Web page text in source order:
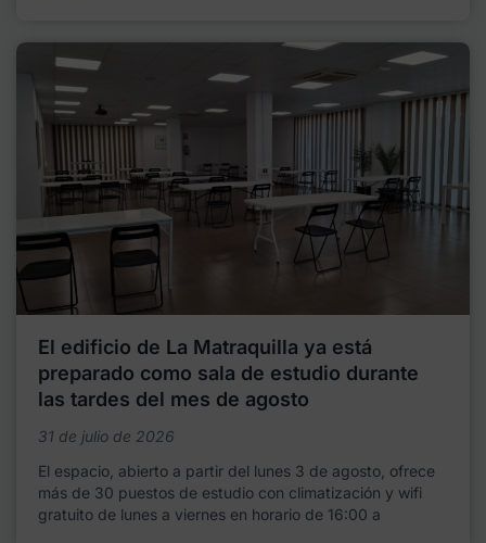
El edificio de La Matraquilla ya está
preparado como sala de estudio durante
las tardes del mes de agosto
31 de julio de 2026
El espacio, abierto a partir del lunes 3 de agosto, ofrece
más de 30 puestos de estudio con climatización y wifi
gratuito de lunes a viernes en horario de 16:00 a